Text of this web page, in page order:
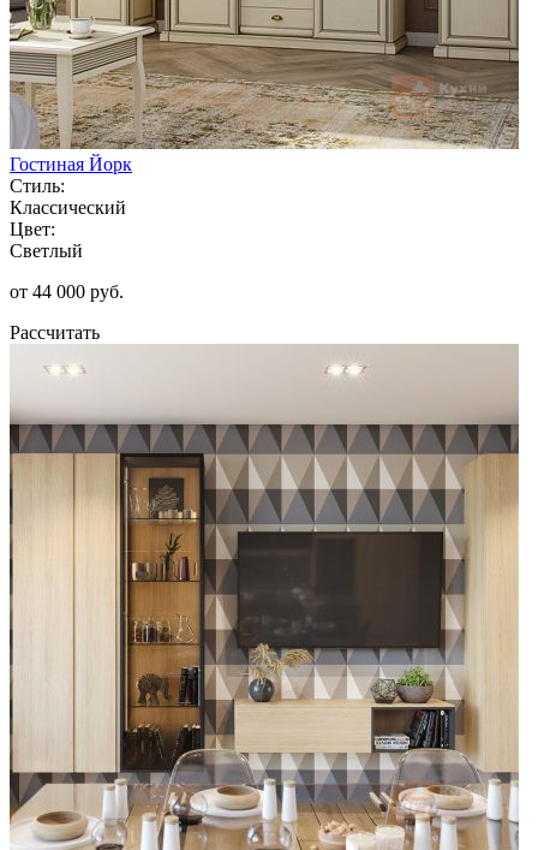
Гостиная Йорк
Стиль:
Классический
Цвет:
Светлый
от 44 000 руб.
Рассчитать